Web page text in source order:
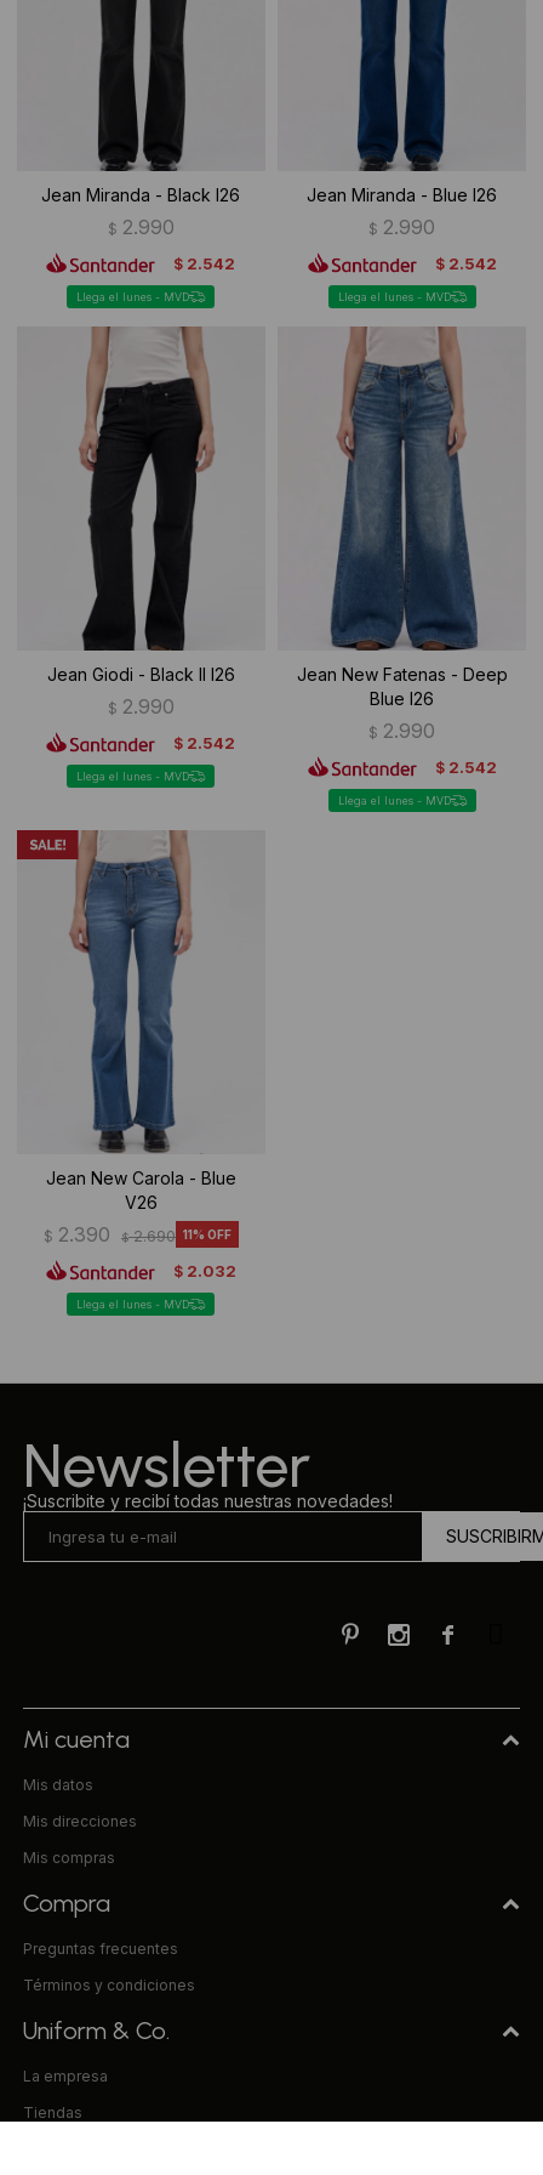
Jean Miranda - Black I26
$ 2.990
$ 2.542
Llega el lunes - MVD
Jean Miranda - Blue I26
$ 2.990
$ 2.542
Llega el lunes - MVD
Jean Giodi - Black II I26
$ 2.990
$ 2.542
Llega el lunes - MVD
Jean New Fatenas - Deep
Blue I26
$ 2.990
$ 2.542
Llega el lunes - MVD
Jean New Carola - Blue
V26
$ 2.390 $ 2.690 11
$ 2.032
Llega el lunes - MVD
Newsletter
¡Suscribite y recibí todas nuestras novedades!

 
Mi cuenta
Mis datos
Mis direcciones
Mis compras
Compra
Preguntas frecuentes
Términos y condiciones
Uniform & Co.
La empresa
Tiendas
Ropa Interior
Camperas
Buzos
Shorts de baño
Sherpas
Camisas y blusas
Sherpas